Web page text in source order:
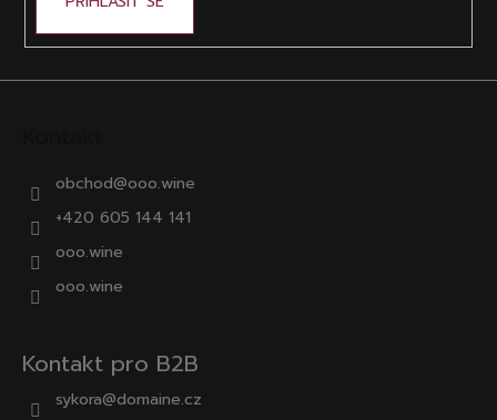
obchod@ooo.wine
+420 605 144 141
ooo.wine
ooo.wine
Kontakt pro B2B
sykora@domaine.cz